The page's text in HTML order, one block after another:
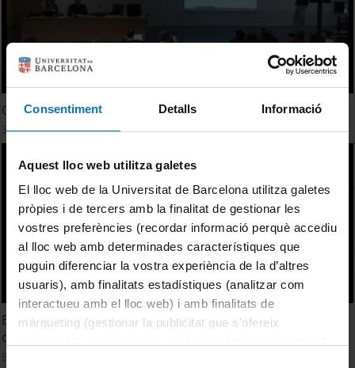
Consentiment Detalls Informació
Aquest lloc web utilitza galetes
El lloc web de la Universitat de Barcelona utilitza galetes
pròpies i de tercers amb la finalitat de gestionar les
vostres preferències (recordar informació perquè accediu
al lloc web amb determinades característiques que
puguin diferenciar la vostra experiència de la d’altres
usuaris), amb finalitats estadístiques (analitzar com
interactueu amb el lloc web) i amb finalitats de
màrqueting (gestionar la publicitat que s’ofereix
Com trobar informació sobre applets a la xarxa
3 febrer, 2011
EduCAT1x1, l'aprenentatge i el coneixement en una escola
connectada